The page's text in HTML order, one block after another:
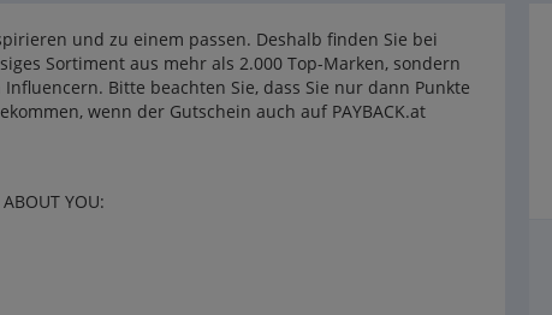
und zu einem passen. Deshalb finden Sie bei
Sortiment aus mehr als 2.000 Top-Marken, sondern
Bitte beachten Sie, dass Sie nur dann Punkte
wenn der Gutschein auch auf PAYBACK.at
YOU: